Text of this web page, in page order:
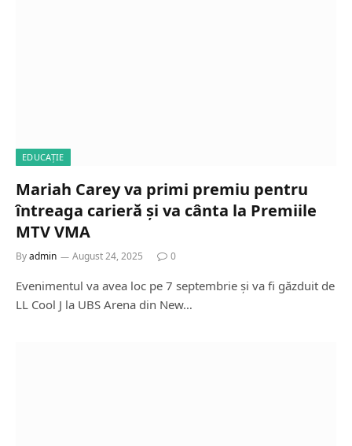
EDUCAȚIE
Mariah Carey va primi premiu pentru
întreaga carieră și va cânta la Premiile
MTV VMA
Byadmin August 24, 2025 0
Evenimentul va avea loc pe 7 septembrie și va fi găzduit de
LL Cool J la UBS Arena din New…